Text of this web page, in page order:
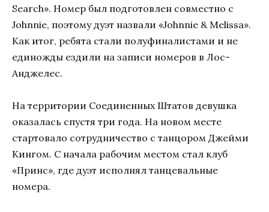
Search». Номер был подготовлен совместно с
Johnnie, поэтому дуэт назвали «Johnnie & Melissa».
Как итог, ребята стали полуфиналистами и не
единожды ездили на записи номеров в Лос-
Анджелес.
На территории Соединенных Штатов девушка
оказалась спустя три года. На новом месте
стартовало сотрудничество с танцором Джейми
Кингом. С начала рабочим местом стал клуб
«Принс», где дуэт исполнял танцевальные
номера.